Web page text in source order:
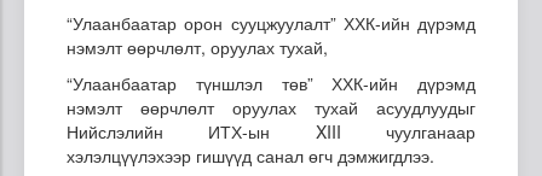
“Улаанбаатар орон сууцжуулалт” ХХК-ийн дүрэмд
нэмэлт өөрчлөлт, оруулах тухай,
“Улаанбаатар түншлэл төв” ХХК-ийн дүрэмд
нэмэлт өөрчлөлт оруулах тухай асуудлуудыг
Нийслэлийн ИТХ-ын XIII чуулганаар
хэлэлцүүлэхээр гишүүд санал өгч дэмжигдлээ.